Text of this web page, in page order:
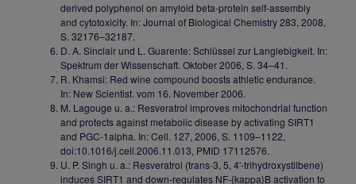
derived polyphenol on amyloid beta-protein self-assembly
and cytotoxicity. In: Journal of Biological Chemistry 283, 2008,
S. 32176–32187.
D. A. Sinclair und L. Guarente: Schlüssel zur Langlebigkeit. In:
Spektrum der Wissenschaft. Oktober 2006, S. 34–41.
R. Khamsi: Red wine compound boosts athletic endurance.
In: New Scientist. vom 16. November 2006.
M. Lagouge u. a.: Resveratrol improves mitochondrial function
and protects against metabolic disease by activating SIRT1
and PGC-1alpha. In: Cell. 127, 2006, S. 1109–1122,
doi:10.1016/j.cell.2006.11.013, PMID 17112576.
U. P. Singh u. a.: Resveratrol (trans-3, 5, 4'-trihydroxystilbene)
induces SIRT1 and down-regulates NF-{kappa}B activation to